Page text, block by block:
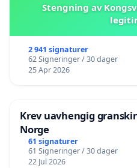
Stengning av
2 941 signaturer
62 Signeringer / 30 dager
25 Apr 2026
Krev uavhengig
Norge
61 signaturer
61 Signeringer / 30 dager
22 Jul 2026